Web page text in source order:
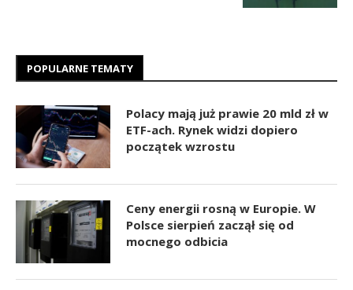
POPULARNE TEMATY
Polacy mają już prawie 20 mld zł w
ETF-ach. Rynek widzi dopiero
początek wzrostu
Ceny energii rosną w Europie. W
Polsce sierpień zaczął się od
mocnego odbicia